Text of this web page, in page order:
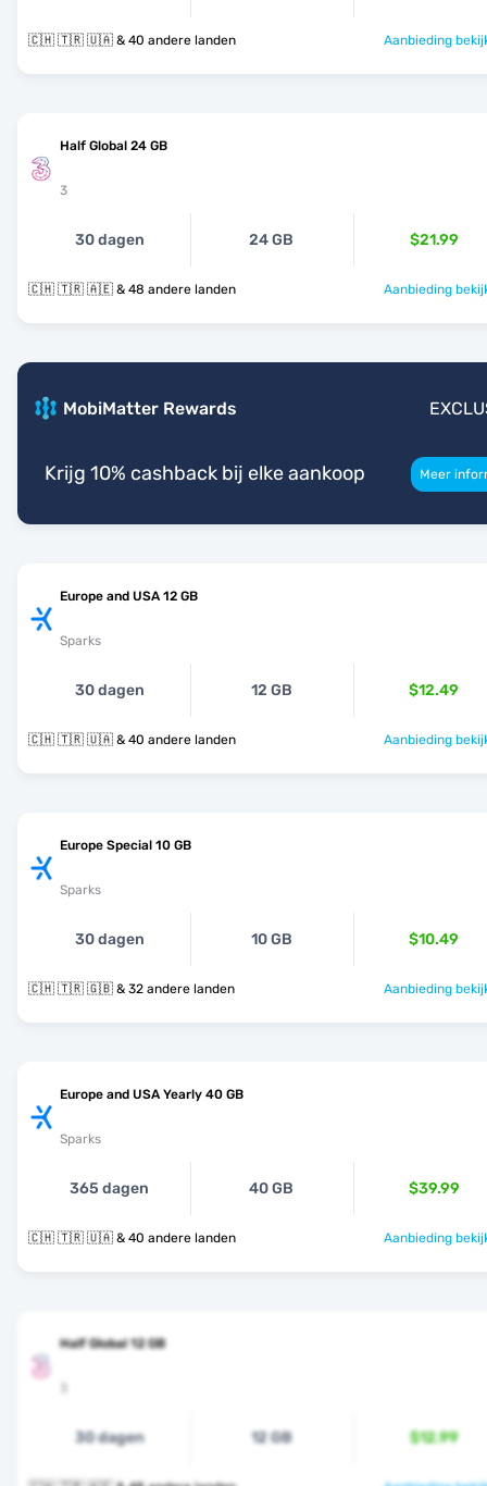
🇨🇭 🇹🇷 🇺🇦 & 40 andere landen Aanbieding
Half Global 24 GB
3
30 dagen 24 GB $21.99
🇨🇭 🇹🇷 🇦🇪 & 48 andere landen Aanbieding
MobiMatter Rewards
Krijg 10% cashback bij elke aankoop Meer
Europe and USA 12 GB
Sparks
30 dagen 12 GB $12.49
🇨🇭 🇹🇷 🇺🇦 & 40 andere landen Aanbieding
Europe Special 10 GB
Sparks
30 dagen 10 GB $10.49
🇨🇭 🇹🇷 🇬🇧 & 32 andere landen Aanbieding
Europe and USA Yearly 40 GB
Sparks
365 dagen 40 GB $39.99
🇨🇭 🇹🇷 🇺🇦 & 40 andere landen Aanbieding
Half Global 12 GB
30 dagen 12 GB $12.99